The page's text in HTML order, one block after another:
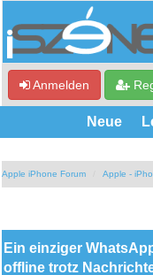
Anmelden
Neue
Apple iPhone Forum Apple -
Ein einziger
offline trotz